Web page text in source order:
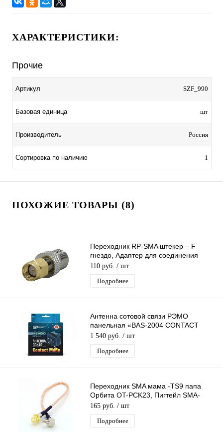
ХАРАКТЕРИСТИКИ:
Прочие
Артикул SZF_990
Базовая единица шт
Производитель Россия
Сортировка по наличию 1
ПОХОЖИЕ ТОВАРЫ (8)
Переходник RP-SMA штекер – F
гнездо, Адаптер для соединения
3G/4G, RP-SMA male – F female
110 руб. / шт
Подробнее
Антенна сотовой связи РЭМО
панельная «BAS-2004 CONTACT
MIMO» (CRC9)
1 540 руб. / шт
Подробнее
Переходник SMA мама -TS9 папа
Орбита OT-PCK23, Пигтейл SMA-
female-TS9, Адаптер для соединения
3G/4G
165 руб. / шт
Подробнее